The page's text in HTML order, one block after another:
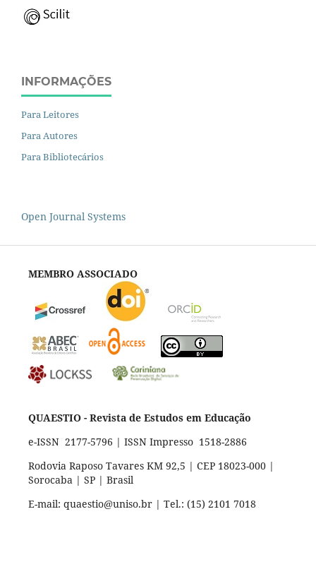
INFORMAÇÕES
Para Leitores
Para Autores
Para Bibliotecários
Open Journal Systems
MEMBRO ASSOCIADO
QUAESTIO - Revista de Estudos em Educação
e-ISSN 2177-5796 | ISSN Impresso 1518-2886
Rodovia Raposo Tavares KM 92,5 | CEP 18023-000 |
Sorocaba | SP | Brasil
E-mail: quaestio@uniso.br | Tel.: (15) 2101 7018